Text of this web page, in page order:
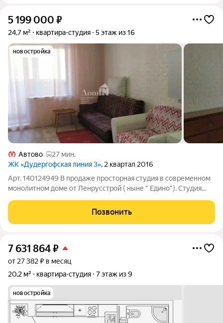
5 199 000 ₽
24,7 м² квартира-студия 5 этаж из 16
новостройка
Автово
27 мин.
ЖК «Дудергофская линия 3», 2 квартал 2016
Арт. 140124949 В продаже просторная студия в современном
монолитном доме от Ленрусстрой ( ныне " Едино"). Студия
5 этаже 16-этажного дома. Дом 2016 года постройки с
современными лифтами,
Позвонить
7 631 864₽
от 27 382 ₽ в месяц
20,2 м²
квартира-студия 7 этаж из 9
новостройка